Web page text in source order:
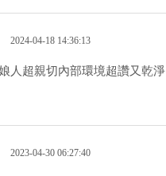
2024-04-18 14:36:13
人超親切內部環境超讚又乾淨
2023-04-30 06:27:40